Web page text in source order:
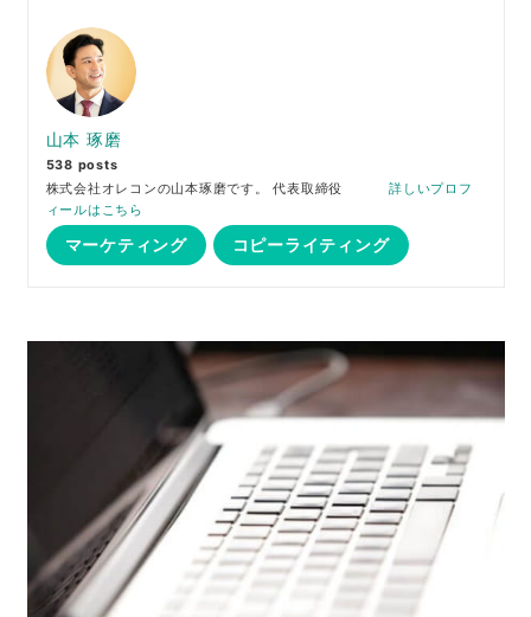
山本 琢磨
538 posts
株式会社オレコンの山本琢磨です。 代表取締役 詳しいプロフ
ィールはこちら
マーケティング コピーライティング